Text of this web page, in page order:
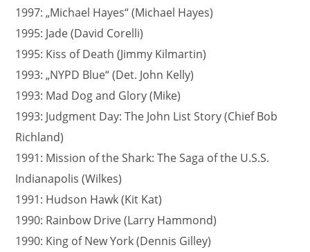
1997: „Michael Hayes“ (Michael Hayes)
1995: Jade (David Corelli)
1995: Kiss of Death (Jimmy Kilmartin)
1993: „NYPD Blue“ (Det. John Kelly)
1993: Mad Dog and Glory (Mike)
1993: Judgment Day: The John List Story (Chief Bob
Richland)
1991: Mission of the Shark: The Saga of the U.S.S.
Indianapolis (Wilkes)
1991: Hudson Hawk (Kit Kat)
1990: Rainbow Drive (Larry Hammond)
1990: King of New York (Dennis Gilley)